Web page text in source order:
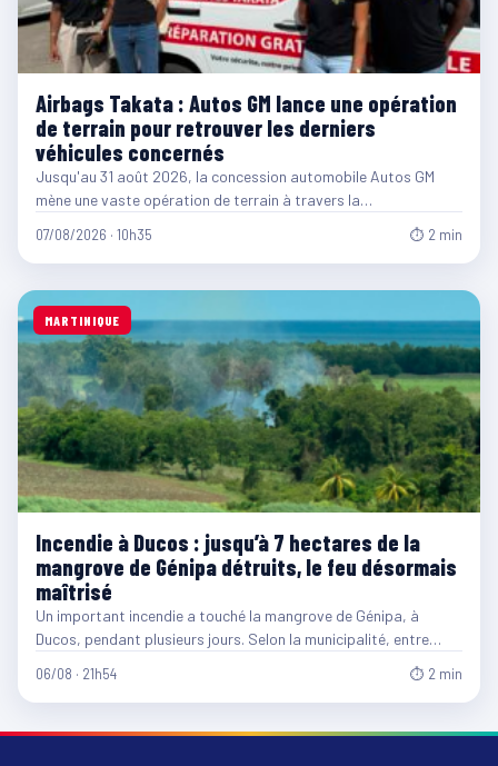
Airbags Takata : Autos GM lance une opération
de terrain pour retrouver les derniers
véhicules concernés
Jusqu'au 31 août 2026, la concession automobile Autos GM
mène une vaste opération de terrain à travers la…
07/08/2026 · 10h35 ⏱ 2 min
MARTINIQUE
Incendie à Ducos : jusqu’à 7 hectares de la
mangrove de Génipa détruits, le feu désormais
maîtrisé
Un important incendie a touché la mangrove de Génipa, à
Ducos, pendant plusieurs jours. Selon la municipalité, entre…
06/08 · 21h54 ⏱ 2 min